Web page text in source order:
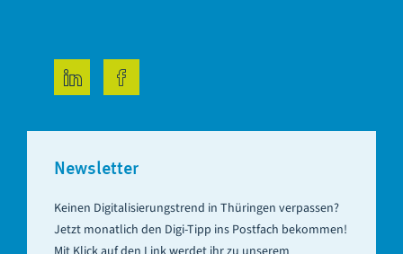
LinkedInFacebook
Newsletter
Keinen Digitalisierungstrend in Thüringen verpassen?
Jetzt monatlich den Digi-Tipp ins Postfach bekommen!